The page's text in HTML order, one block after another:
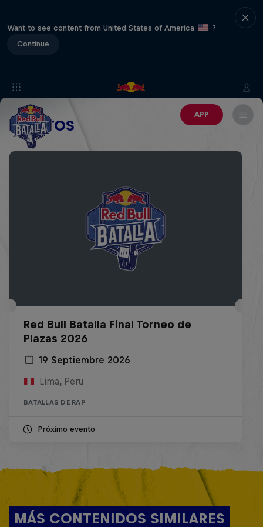
Want to see content from United States of America
?
Continue
APP
EVENTOS
Red Bull Batalla Final Torneo de
Plazas 2026
19 Septiembre 2026
Lima, Peru
BATALLAS DE RAP
Próximo evento
MÁS CONTENIDOS SIMILARES